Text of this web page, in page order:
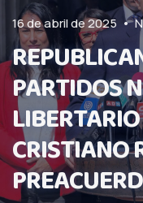
16 de abril de 2025 •
PARTIDOS
CRISTIANO